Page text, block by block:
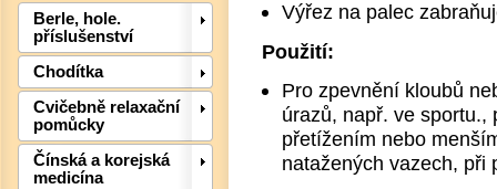
Berle, hole.
příslušenství
Chodítka
Cvičebně relaxační
pomůcky
Čínská a korejská
medicína
Výřez na palec
Použití:
Pro zpevnění kloubů
úrazů, např. ve sportu.,
přetížením nebo
natažených vazech, při